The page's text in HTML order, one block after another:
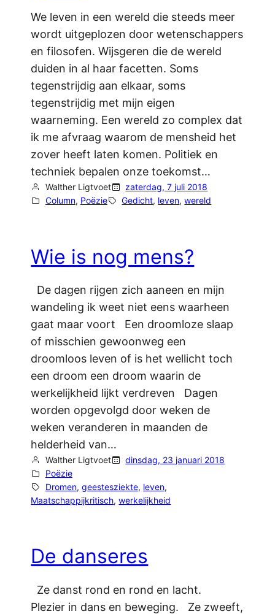
We leven in een wereld die steeds meer
wordt uitgeplozen door wetenschappers
en filosofen. Wijsgeren die de wereld
duiden in al haar facetten. Soms
tegenstrijdig aan elkaar, soms
tegenstrijdig met mijn eigen
waarneming. Een wereld zo complex dat
ik me afvraag waarom de mensheid het
zover heeft laten komen. Politiek en
techniek bepalen onze toekomst…
Walther Ligtvoet
zaterdag, 7 juli 2018
Column, Poëzie Gedicht, leven, wereld
Wie is nog mens?
De dagen rijgen zich aaneen en mijn
wandeling ik weet niet eens waarheen
gaat maar voort Een droomloze slaap
of misschien gewoonweg een
droomloos leven of is het wellicht toch
een droom een droom waarin de
werkelijkheid lijkt verdreven Dagen
worden opgevolgd door weken de
weken veranderen in maanden de
helderheid van…
Walther Ligtvoet
dinsdag, 23 januari 2018
Poëzie
Dromen, geestesziekte, leven,
Maatschappijkritisch, werkelijkheid
De danseres
Ze danst rond en rond en lacht.
Plezier in dans en beweging. Ze zweeft,